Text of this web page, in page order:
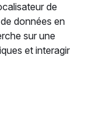
de
données en
sur une
et interagir